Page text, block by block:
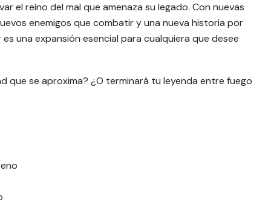
el reino del mal que amenaza su legado. Con nuevas
enemigos que combatir y una nueva historia por
es una expansión esencial para cualquiera que desee
que se aproxima? ¿O terminará tu leyenda entre fuego